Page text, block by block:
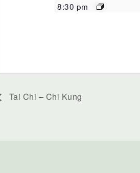
8:30 pm
Tai Chi – Chi Kung